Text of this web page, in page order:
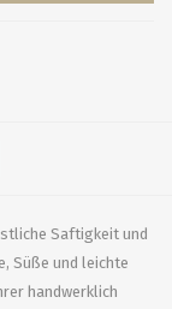
Saftigkeit und
Süße und leichte
handwerklich